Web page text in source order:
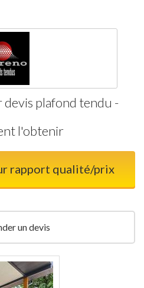
plafond tendu -
l'obtenir
rapport qualité/prix
un devis